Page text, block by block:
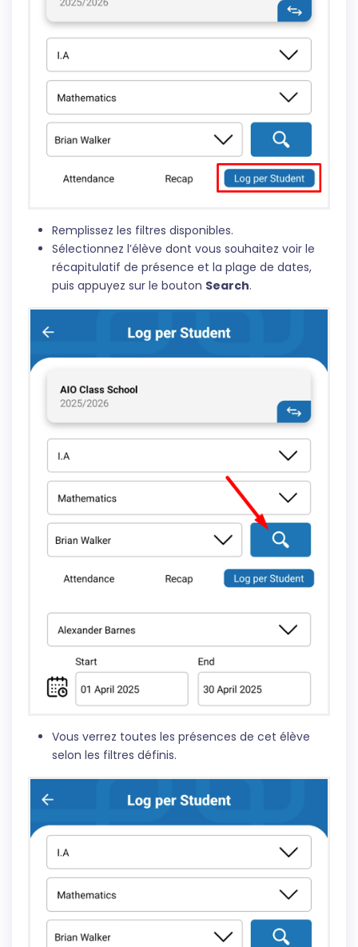
Remplissez les filtres disponibles.
Sélectionnez l’élève dont vous souhaitez voir le
récapitulatif de présence et la plage de dates,
puis appuyez sur le bouton Search.
Vous verrez toutes les présences de cet élève
selon les filtres définis.